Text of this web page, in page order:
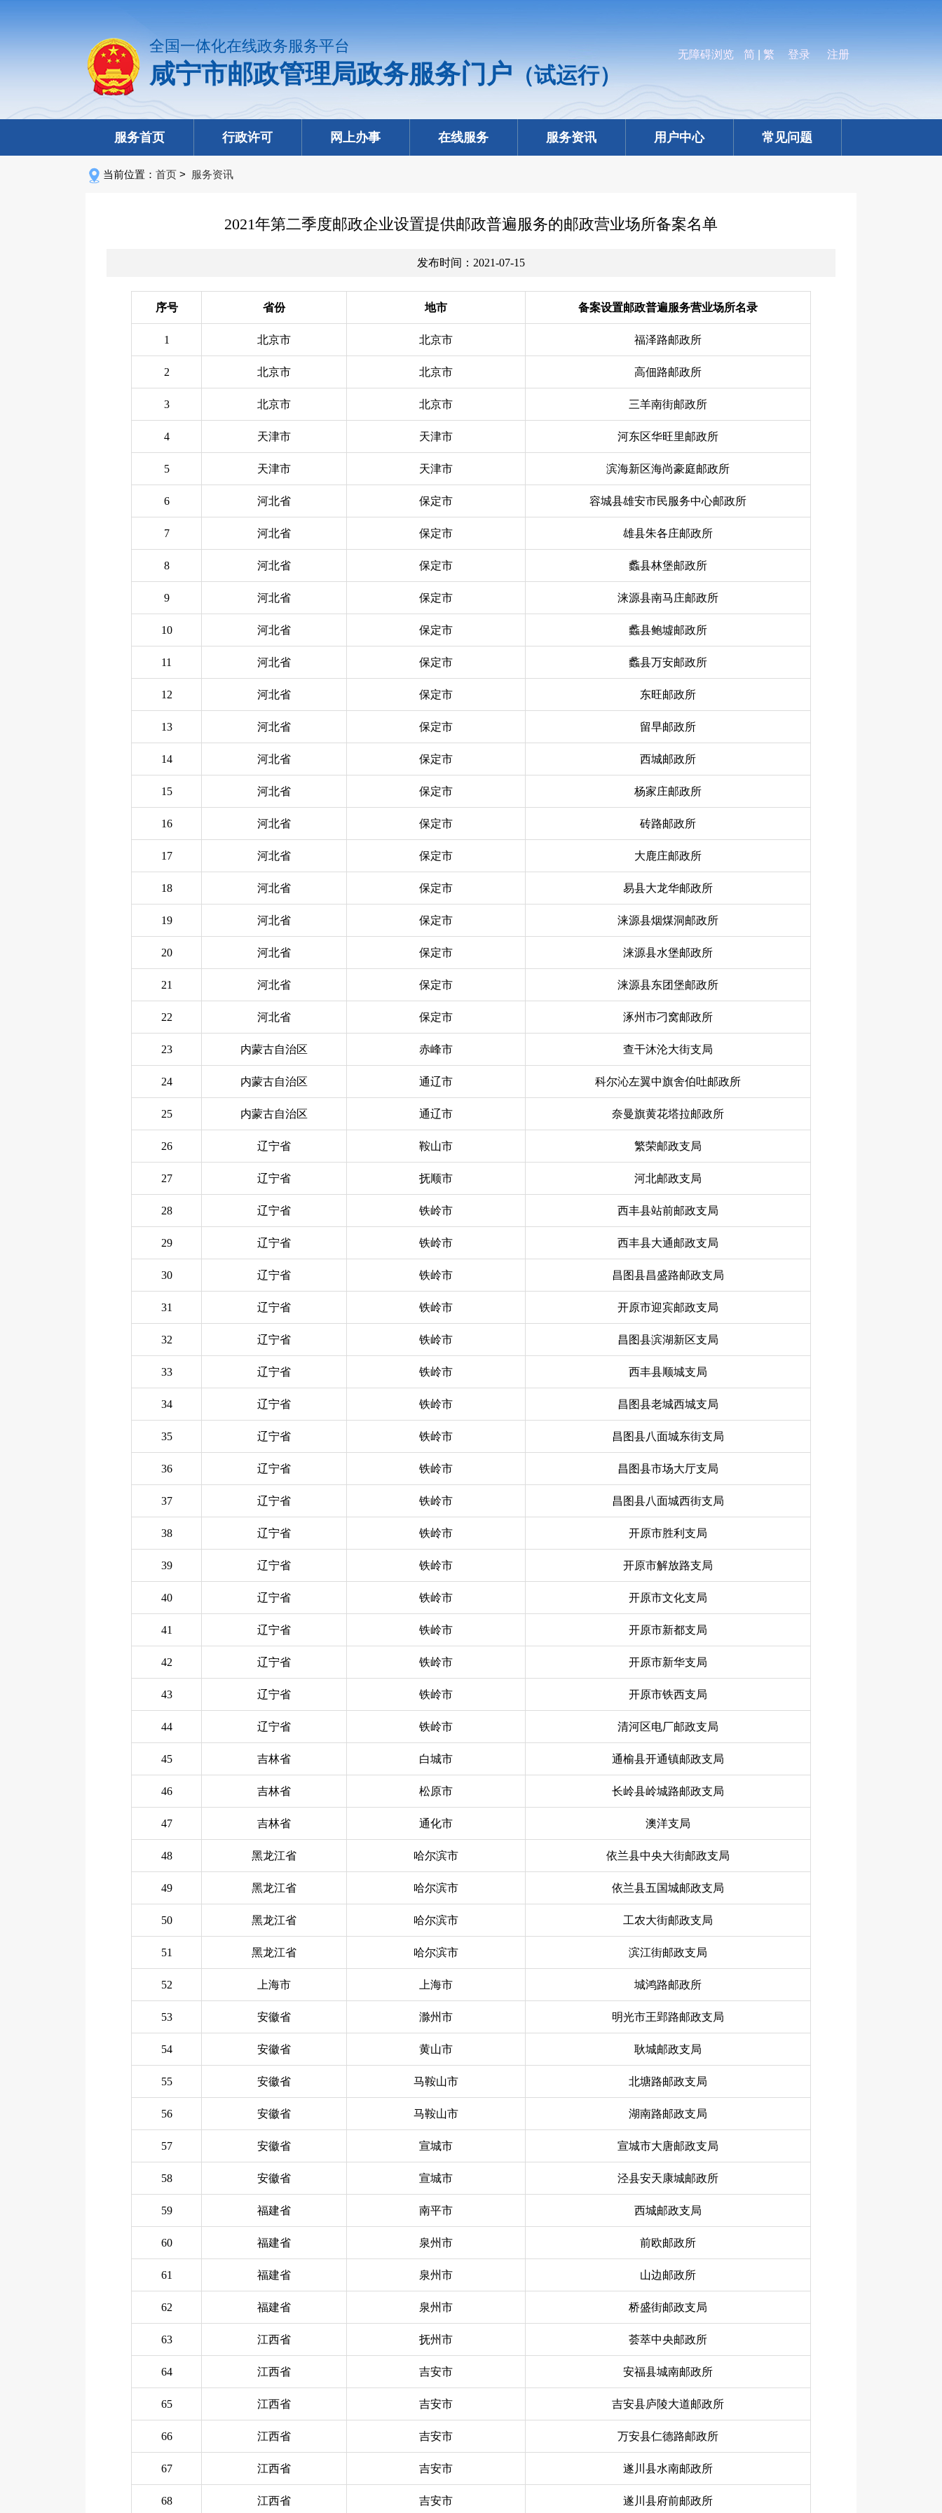
全国一体化在线政务服务平台
咸宁市邮政管理局政务服务门户（试运行）
无障碍浏览 简 繁 登录 注册
服务首页 行政许可 网上办事 在线服务 服务资讯 用户中心 常见问题
当前位置： 首页 > 服务资讯
2021年第二季度邮政企业设置提供邮政普遍服务的邮政营业场所备案名单
发布时间：2021-07-15
序号 省份 地市 备案设置邮政普遍服务营业场所名录
1 北京市 北京市 福泽路邮政所
2 北京市 北京市 高佃路邮政所
3 北京市 北京市 三羊南街邮政所
4 天津市 天津市 河东区华旺里邮政所
5 天津市 天津市 滨海新区海尚豪庭邮政所
6 河北省 保定市 容城县雄安市民服务中心邮政所
7 河北省 保定市 雄县朱各庄邮政所
8 河北省 保定市 蠡县林堡邮政所
9 河北省 保定市 涞源县南马庄邮政所
10 河北省 保定市 蠡县鲍墟邮政所
11 河北省 保定市 蠡县万安邮政所
12 河北省 保定市 东旺邮政所
13 河北省 保定市 留早邮政所
14 河北省 保定市 西城邮政所
15 河北省 保定市 杨家庄邮政所
16 河北省 保定市 砖路邮政所
17 河北省 保定市 大鹿庄邮政所
18 河北省 保定市 易县大龙华邮政所
19 河北省 保定市 涞源县烟煤洞邮政所
20 河北省 保定市 涞源县水堡邮政所
21 河北省 保定市 涞源县东团堡邮政所
22 河北省 保定市 涿州市刁窝邮政所
23 内蒙古自治区 赤峰市 查干沐沦大街支局
24 内蒙古自治区 通辽市 科尔沁左翼中旗舍伯吐邮政所
25 内蒙古自治区 通辽市 奈曼旗黄花塔拉邮政所
26 辽宁省 鞍山市 繁荣邮政支局
27 辽宁省 抚顺市 河北邮政支局
28 辽宁省 铁岭市 西丰县站前邮政支局
29 辽宁省 铁岭市 西丰县大通邮政支局
30 辽宁省 铁岭市 昌图县昌盛路邮政支局
31 辽宁省 铁岭市 开原市迎宾邮政支局
32 辽宁省 铁岭市 昌图县滨湖新区支局
33 辽宁省 铁岭市 西丰县顺城支局
34 辽宁省 铁岭市 昌图县老城西城支局
35 辽宁省 铁岭市 昌图县八面城东街支局
36 辽宁省 铁岭市 昌图县市场大厅支局
37 辽宁省 铁岭市 昌图县八面城西街支局
38 辽宁省 铁岭市 开原市胜利支局
39 辽宁省 铁岭市 开原市解放路支局
40 辽宁省 铁岭市 开原市文化支局
41 辽宁省 铁岭市 开原市新都支局
42 辽宁省 铁岭市 开原市新华支局
43 辽宁省 铁岭市 开原市铁西支局
44 辽宁省 铁岭市 清河区电厂邮政支局
45 吉林省 白城市 通榆县开通镇邮政支局
46 吉林省 松原市 长岭县岭城路邮政支局
47 吉林省 通化市 澳洋支局
48 黑龙江省 哈尔滨市 依兰县中央大街邮政支局
49 黑龙江省 哈尔滨市 依兰县五国城邮政支局
50 黑龙江省 哈尔滨市 工农大街邮政支局
51 黑龙江省 哈尔滨市 滨江街邮政支局
52 上海市 上海市 城鸿路邮政所
53 安徽省 滁州市 明光市王郢路邮政支局
54 安徽省 黄山市 耿城邮政支局
55 安徽省 马鞍山市 北塘路邮政支局
56 安徽省 马鞍山市 湖南路邮政支局
57 安徽省 宣城市 宣城市大唐邮政支局
58 安徽省 宣城市 泾县安天康城邮政所
59 福建省 南平市 西城邮政支局
60 福建省 泉州市 前欧邮政所
61 福建省 泉州市 山边邮政所
62 福建省 泉州市 桥盛街邮政支局
63 江西省 抚州市 荟萃中央邮政所
64 江西省 吉安市 安福县城南邮政所
65 江西省 吉安市 吉安县庐陵大道邮政所
66 江西省 吉安市 万安县仁德路邮政所
67 江西省 吉安市 遂川县水南邮政所
68 江西省 吉安市 遂川县府前邮政所